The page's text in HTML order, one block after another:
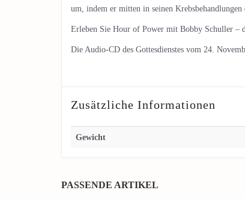
um, indem er mitten in seinen
Erleben Sie Hour of Power mit Bobby Schuller –
Die Audio-CD des Gottesdienstes vom 24.
Zusätzliche Informationen
Gewicht
PASSENDE ARTIKEL